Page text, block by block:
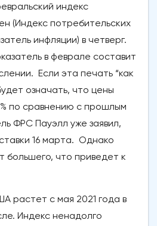
индекс
(Индекс потребительских
инфляции) в четверг.
в феврале составит
Если эта печать “как
означать, что цены
по сравнению с прошлым
ФРС Пауэлл уже заявил,
16 марта. Однако
большего, что приведет к
растет с мая 2021 года в
Индекс ненадолго